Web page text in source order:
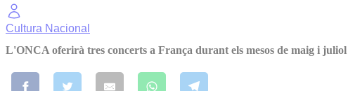
Cultura Nacional
L'ONCA oferirà tres concerts a França durant els mesos de maig i juliol